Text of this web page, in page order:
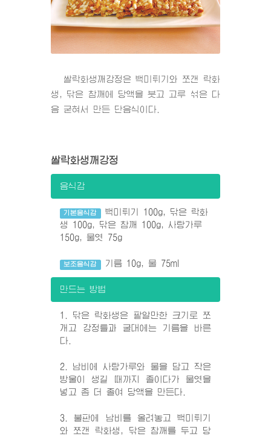
쌀락화생깨강정은 백미튀기와 쪼갠 락화
생, 닦은 참깨에 당액을 붓고 고루 섞은 다
음 굳혀서 만든 단음식이다.
쌀락화생깨강정
음식감
기본음식감
백미튀기 100g, 닦은 락화
생 100g, 닦은 참깨 100g, 사탕가루
150g, 물엿 75g
보조음식감 기름 10g, 물 75ml
만드는 방법
1. 닦은 락화생은 팥알만한 크기로 쪼
개고 강정틀과 굴대에는 기름을 바른
다.
2. 남비에 사탕가루와 물을 담고 작은
방울이 생길 때까지 졸이다가 물엿을
넣고 좀 더 졸여 당액을 만든다.
3. 불판에 남비를 올려놓고 백미튀기
와 쪼갠 락화생, 닦은 참깨를 두고 당